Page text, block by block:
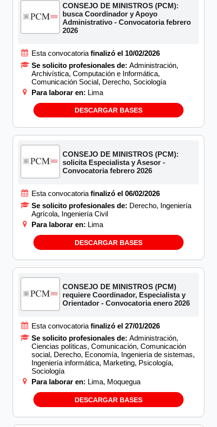
CONSEJO DE MINISTROS (PCM):
busca Coordinador y Apoyo
Administrativo - Convocatoria febrero
2026
Esta convocatoria finalizó el 10/02/2026
Se solicito profesionales de: Administración,
Archivística, Computación e Informática,
Comunicación Social, Derecho, Sociología
Para laborar en: Lima
DESCARGAR BASES
CONSEJO DE MINISTROS (PCM):
solicita Especialista y Asesor -
Convocatoria febrero 2026
Esta convocatoria finalizó el 06/02/2026
Se solicito profesionales de: Derecho, Ingeniería
Agrícola, Ingeniería Civil
Para laborar en: Lima
DESCARGAR BASES
CONSEJO DE MINISTROS (PCM)
requiere Coordinador, Especialista y
Orientador - Convocatoria enero 2026
Esta convocatoria finalizó el 27/01/2026
Se solicito profesionales de: Administración,
Ciencias políticas, Comunicación, Comunicación
social, Derecho, Economía, Ingeniería de sistemas,
Ingeniería informática, Marketing, Psicología,
Sociología
Para laborar en: Lima, Moquegua
DESCARGAR BASES